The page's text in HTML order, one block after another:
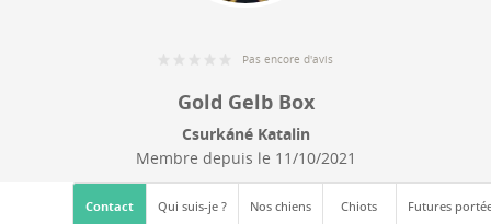
Pas encore d'avis
Gold Gelb Box
Csurkáné Katalin
Membre depuis le 11/10/2021
Contact Qui suis-je ? Nos chiens Chiots Futures